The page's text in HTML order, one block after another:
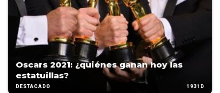
Oscars 2021: ¿quiénes ganan hoy las
estatuillas?
DESTACADO 1931D